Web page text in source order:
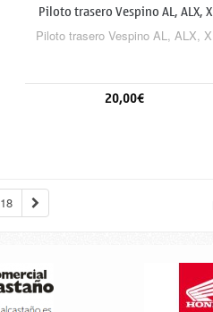
Piloto trasero Vespino AL, ALX,
Piloto trasero Vespino AL, ALX,
20,00€
18